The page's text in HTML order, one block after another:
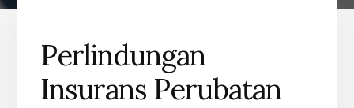
Perlindungan
Insurans Perubatan